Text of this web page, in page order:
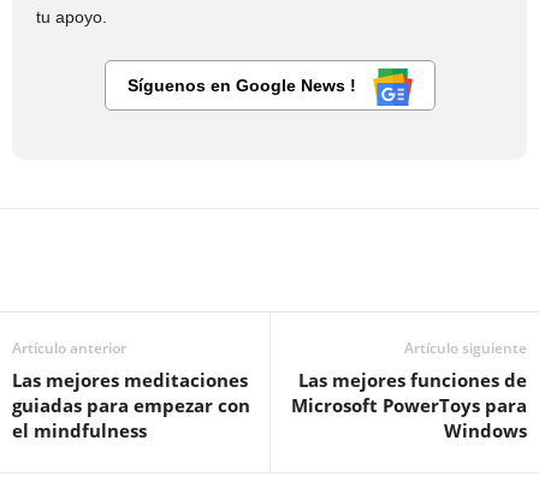
tu apoyo.
Síguenos en Google News !
Artículo anterior
Las mejores meditaciones
guiadas para empezar con
el mindfulness
Artículo siguiente
Las mejores funciones de
Microsoft PowerToys para
Windows